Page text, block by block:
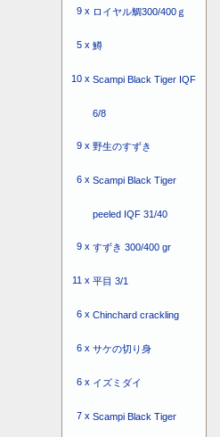
9 x ロイヤル鯛300/400ｇ
5 x 鱒
10 x Scampi Black Tiger IQF
6/8
9 x 野生のすずき
6 x Scampi Black Tiger
peeled IQF 31/40
9 x すずき 300/400 gr
11 x 平目 3/1
6 x Chinchard crackling
6 x サケの切り身
6 x イズミダイ
7 x Scampi Black Tiger